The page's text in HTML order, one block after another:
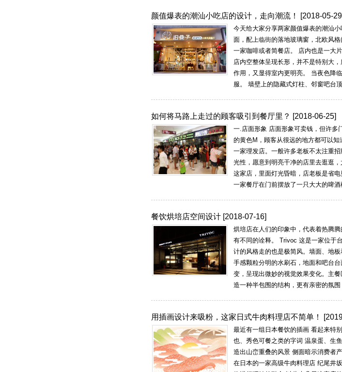
颜值爆表的潮汕小吃店的设计，走向潮流！ [2018-05-
今天给大家分享两家颜值爆表的潮汕
面，配上临街的落地玻璃窗，北欧风
一家咖啡或者简餐店。 店内也是一大
店内空整体呈现长形，并不是特别大
作用，又显得室内更明亮。 当夜色降
服。 墙壁上的隐藏式灯柱、邻窗吧台
如何将马路上走过的顾客吸引到餐厅里？ [2018-06-25]
一.店面形象 店面形象可卖钱，但许多
的黄色M，顾客从很远的地方都可以
一家理发店。一般许多老板不太注重
光性，愿意到明亮干净的店里去逛逛
这家店，里面灯光昏暗，店老板是省
一家餐厅在门前摆放了一只大大的啤
餐饮烘培店空间设计 [2018-07-16]
烘培店在人们的印象中，代表着热腾
有不同的诠释。 Trivoc 这是一家位于
计的风格走的也是极简风。墙面、地
手感颗粒分明的水刷石，地面和吧台
变，呈现出微妙的视觉效果变化。主
造一种半包围的结构，更有亲密的氛
用插画设计来吸粉，这家日式牛肉料理店不简单！
最近有一组日本餐饮的插画 看起来特
也、秀色可餐之类的字词 温泉蛋、生
造出山峦重叠的风景 侧面暗示消费者
在日本的一家高级牛肉料理店 纪尾井